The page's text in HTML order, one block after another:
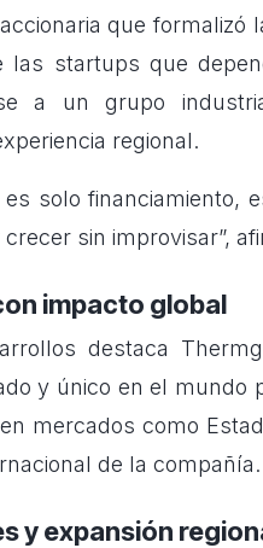
que
las startups que
a un grupo
regional.
es solo financiamiento,
sin improvisar”,
impacto global
destaca
y único en el mundo
mercados como
de la compañía.
y expansión